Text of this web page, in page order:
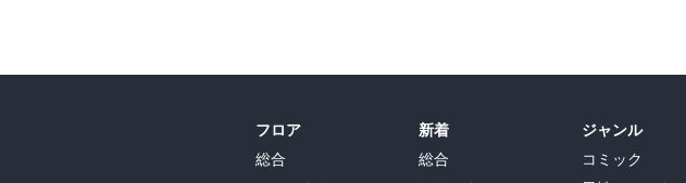
フロア
総合
新着
総合
ジャンル
コミック